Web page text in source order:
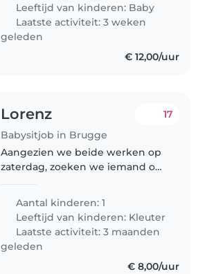
Leeftijd van kinderen: Baby
Laatste activiteit: 3 weken
geleden
€ 12,00/uur
Lorenz
Babysitjob in Brugge
17
Aangezien we beide werken op
zaterdag, zoeken we iemand om
18u, iedere zaterdag. Locatie :
centrum Brugge, wijzelf wonen
bij de zaak. Van 10u tot..
Aantal kinderen: 1
Leeftijd van kinderen: Kleuter
Laatste activiteit: 3 maanden
geleden
€ 8,00/uur